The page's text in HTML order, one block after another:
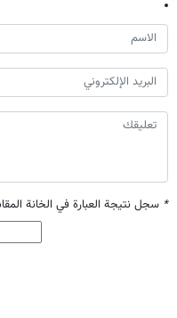
* سجل نتيجة العبارة في الخانة